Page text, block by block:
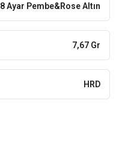
8 Ayar Pembe&Rose Altın
7,67 Gr
HRD